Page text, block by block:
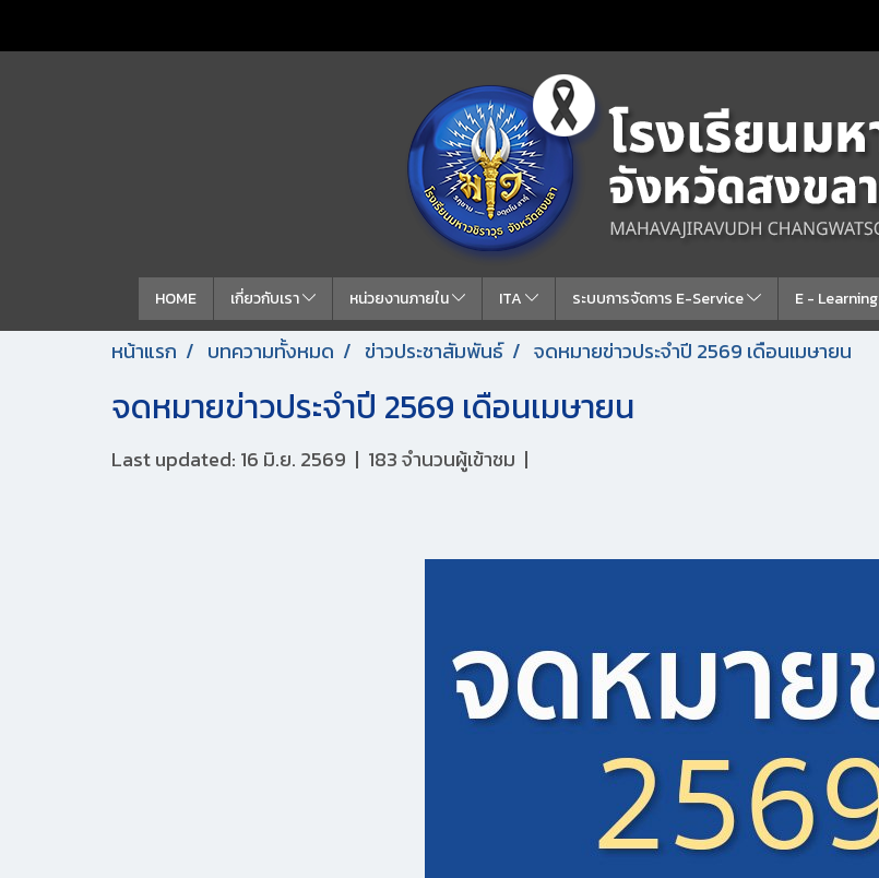
HOME เกี่ยวกับเรา หน่วยงานภายใน ITA ระบบการจัดการ E-Service E - Learning
หน้าแรก บทความทั้งหมด ข่าวประชาสัมพันธ์ จดหมายข่าวประจำปี 2569 เดือนเมษายน
จดหมายข่าวประจำปี 2569 เดือนเมษายน
Last updated: 16 มิ.ย. 2569 | 183 จำนวนผู้เข้าชม |